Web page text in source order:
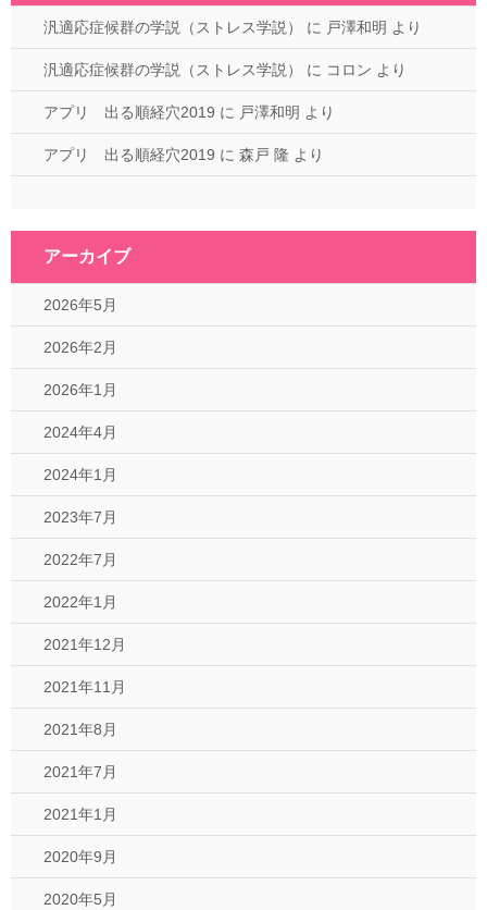
汎適応症候群の学説（ストレス学説） に 戸澤和明 より
汎適応症候群の学説（ストレス学説） に コロン より
アプリ 出る順経穴2019 に 戸澤和明 より
アプリ 出る順経穴2019 に 森戸 隆 より
アーカイブ
2026年5月
2026年2月
2026年1月
2024年4月
2024年1月
2023年7月
2022年7月
2022年1月
2021年12月
2021年11月
2021年8月
2021年7月
2021年1月
2020年9月
2020年5月